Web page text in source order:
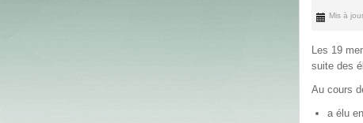
Mis à
Les 19
suite des
Au cours
a